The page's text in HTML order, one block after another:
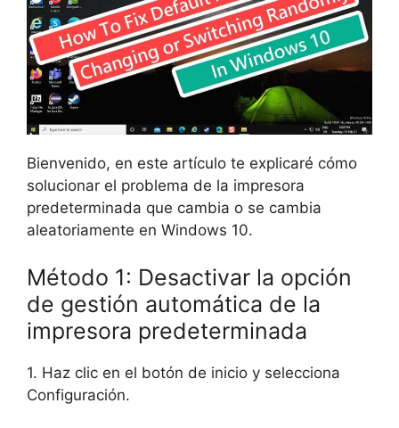
Bienvenido, en este artículo te explicaré cómo
solucionar el problema de la impresora
predeterminada que cambia o se cambia
aleatoriamente en Windows 10.
Método 1: Desactivar la opción
de gestión automática de la
impresora predeterminada
1. Haz clic en el botón de inicio y selecciona
Configuración.